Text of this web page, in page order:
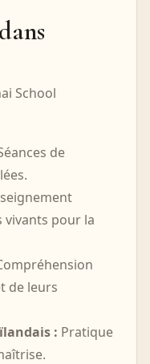
School
de
vivants pour la
de leurs
: Pratique